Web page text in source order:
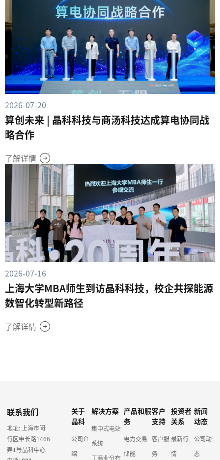
2026-07-20
算创未来 | 晶科科技与商汤科技达成算电协同战
略合作
了解详情
2026-07-16
上海大学MBA师生到访晶科科技，校企共探能源
数智化转型新路径
了解详情
联系我们
地址: 上海市闵
行区申长路1466
弄1号晶科中心
关于
晶科
公司介
绍
解决方案
集中式电站
系统
工商业分布
产品和服
务
电力交易
储能
客户
支持
客户服
务
投资者
关系
最新行
情
新闻
动态
公司动
态